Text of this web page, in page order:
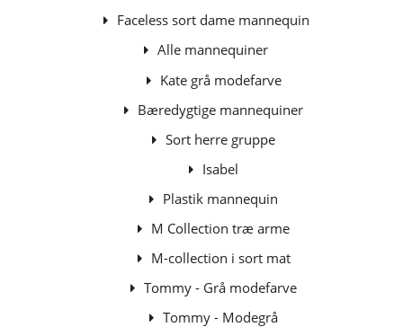
Faceless sort dame mannequin
Alle mannequiner
Kate grå modefarve
Bæredygtige mannequiner
Sort herre gruppe
Isabel
Plastik mannequin
M Collection træ arme
M-collection i sort mat
Tommy - Grå modefarve
Tommy - Modegrå